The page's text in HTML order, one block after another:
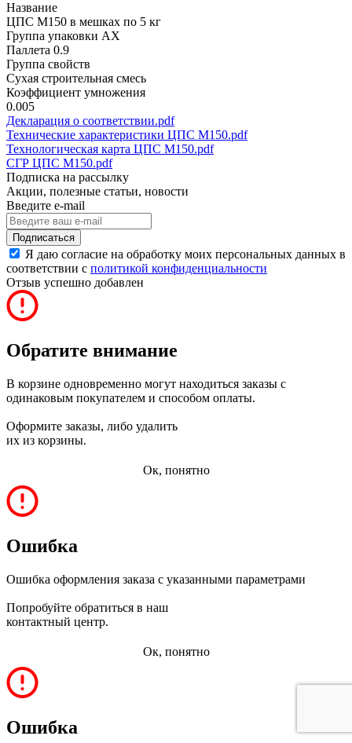
Название
ЦПС М150 в мешках по 5 кг
Группа упаковки AX
Паллета 0.9
Группа свойств
Сухая строительная смесь
Коэффициент умножения
0.005
Декларация о соответствии.pdf
Технические характеристики ЦПС М150.pdf
Технологическая карта ЦПС М150.pdf
СГР ЦПС М150.pdf
Подписка на рассылку
Акции, полезные статьи, новости
Введите e-mail
Подписаться
Я даю согласие на обработку моих персональных данных в
соответствии с политикой конфиденциальности
Отзыв успешно добавлен
Обратите внимание
В корзине одновременно могут находиться заказы с
одинаковым покупателем и способом оплаты.
Оформите заказы, либо удалить
их из корзины.
Ок, понятно
Ошибка
Ошибка оформления заказа с указанными параметрами
Попробуйте обратиться в наш
контактный центр.
Ок, понятно
Ошибка